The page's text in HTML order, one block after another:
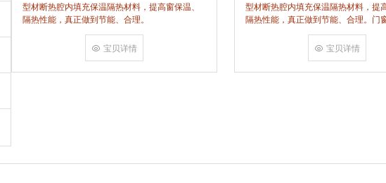
型材断热腔内填充保温隔热材料，提高窗保温、
隔热性能，真正做到节能、合理。
宝贝详情
型材断热腔内填充保温隔热材料，提
隔热性能，真正做到节能、合理。门
角，采用多点挤压角码结构与加重型
结合完成，在通过角部加注德国双组
宝贝详情